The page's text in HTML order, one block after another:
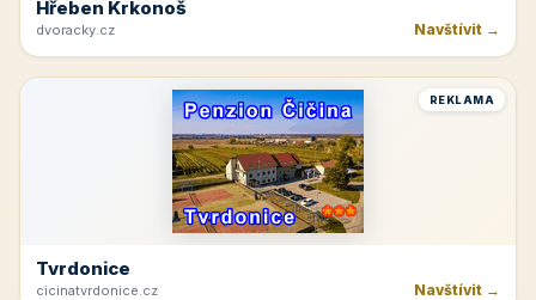
Hřeben Krkonoš
dvoracky.cz Navštívit →
REKLAMA
Tvrdonice
cicinatvrdonice.cz Navštívit →